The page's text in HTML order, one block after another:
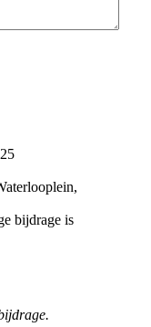
bijdrage is